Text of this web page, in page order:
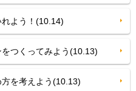
よう！(10.14)
つくってみよう(10.13)
を考えよう(10.13)